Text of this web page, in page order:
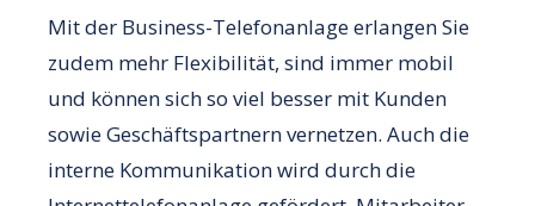
Mit der Business-Telefonanlage erlangen Sie
zudem mehr Flexibilität, sind immer mobil
und können sich so viel besser mit Kunden
sowie Geschäftspartnern vernetzen. Auch die
interne Kommunikation wird durch die